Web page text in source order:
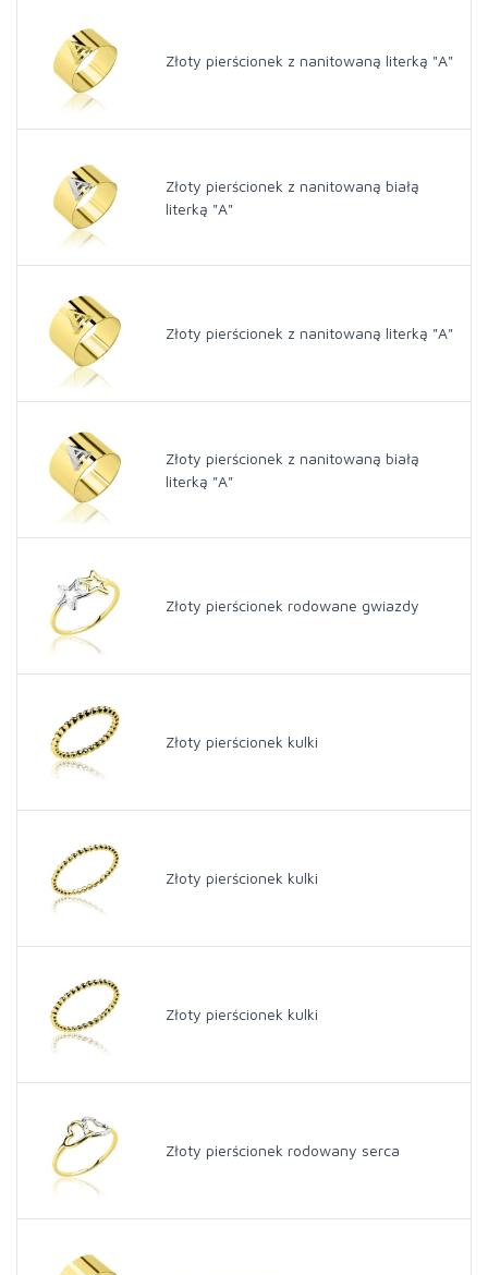
Złoty pierścionek z nanitowaną literką "A"
Złoty pierścionek z nanitowaną białą
literką "A"
Złoty pierścionek z nanitowaną literką "A"
Złoty pierścionek z nanitowaną białą
literką "A"
Złoty pierścionek rodowane gwiazdy
Złoty pierścionek kulki
Złoty pierścionek kulki
Złoty pierścionek kulki
Złoty pierścionek rodowany serca